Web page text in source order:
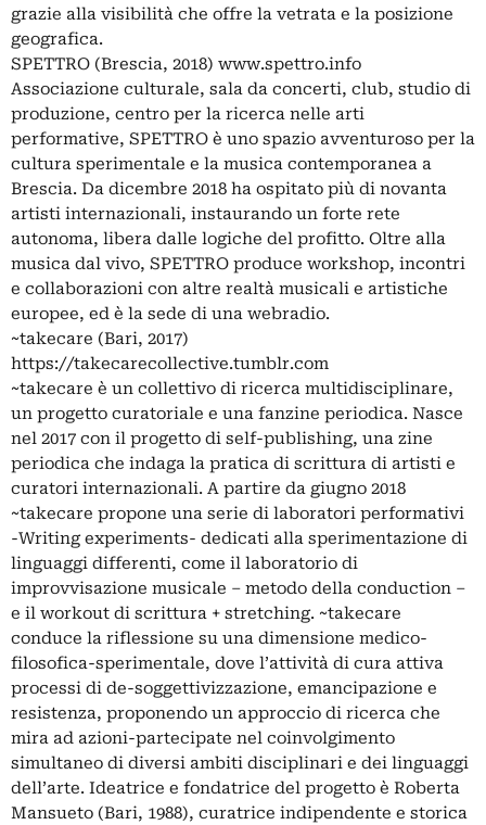
grazie alla visibilità che offre la vetrata e la posizione
geografica.
SPETTRO (Brescia, 2018) www.spettro.info
Associazione culturale, sala da concerti, club, studio di
produzione, centro per la ricerca nelle arti
performative, SPETTRO è uno spazio avventuroso per la
cultura sperimentale e la musica contemporanea a
Brescia. Da dicembre 2018 ha ospitato più di novanta
artisti internazionali, instaurando un forte rete
autonoma, libera dalle logiche del profitto. Oltre alla
musica dal vivo, SPETTRO produce workshop, incontri
e collaborazioni con altre realtà musicali e artistiche
europee, ed è la sede di una webradio.
~takecare (Bari, 2017)
https://takecarecollective.tumblr.com
~takecare è un collettivo di ricerca multidisciplinare,
un progetto curatoriale e una fanzine periodica. Nasce
nel 2017 con il progetto di self-publishing, una zine
periodica che indaga la pratica di scrittura di artisti e
curatori internazionali. A partire da giugno 2018
~takecare propone una serie di laboratori performativi
-Writing experiments- dedicati alla sperimentazione di
linguaggi differenti, come il laboratorio di
improvvisazione musicale – metodo della conduction –
e il workout di scrittura + stretching. ~takecare
conduce la riflessione su una dimensione medico-
filosofica-sperimentale, dove l’attività di cura attiva
processi di de-soggettivizzazione, emancipazione e
resistenza, proponendo un approccio di ricerca che
mira ad azioni-partecipate nel coinvolgimento
simultaneo di diversi ambiti disciplinari e dei linguaggi
dell’arte. Ideatrice e fondatrice del progetto è Roberta
Mansueto (Bari, 1988), curatrice indipendente e storica